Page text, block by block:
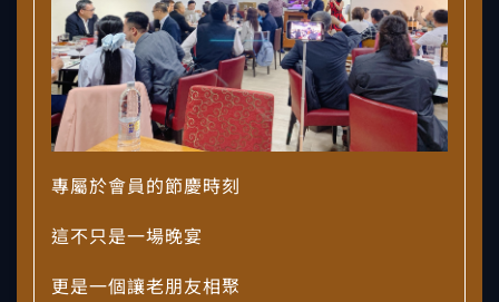
專屬於會員的節慶時刻
這不只是一場晚宴
更是一個讓老朋友相聚